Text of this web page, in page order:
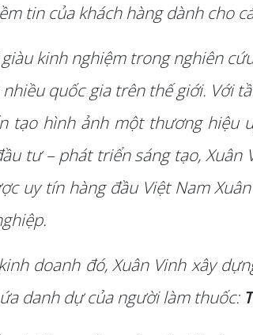
tin của khách hàng dành cho
kinh nghiệm trong nghiên
nhiều quốc gia trên thế giới. Với
tạo hình ảnh một thương hiệu
tư – phát triển sáng tạo,
uy tín hàng đầu Việt Nam
doanh đó, Xuân Vinh xây
danh dự của người làm thuốc: